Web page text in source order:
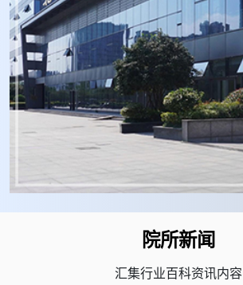
院所新闻
汇集行业百科资讯内容